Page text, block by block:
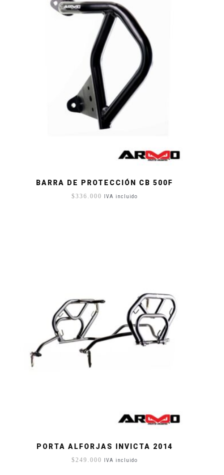
BARRA DE PROTECCIÓN CB 500F
$336.000 IVA incluido
PORTA ALFORJAS INVICTA 2014
$249.000 IVA incluido